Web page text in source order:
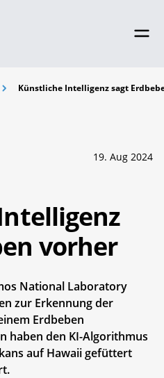
Künstliche Intelligenz sagt
19. Aug 2024
vorher
National Laboratory
zur Erkennung der
Erdbeben
haben den KI-Algorithmus
auf Hawaii gefüttert